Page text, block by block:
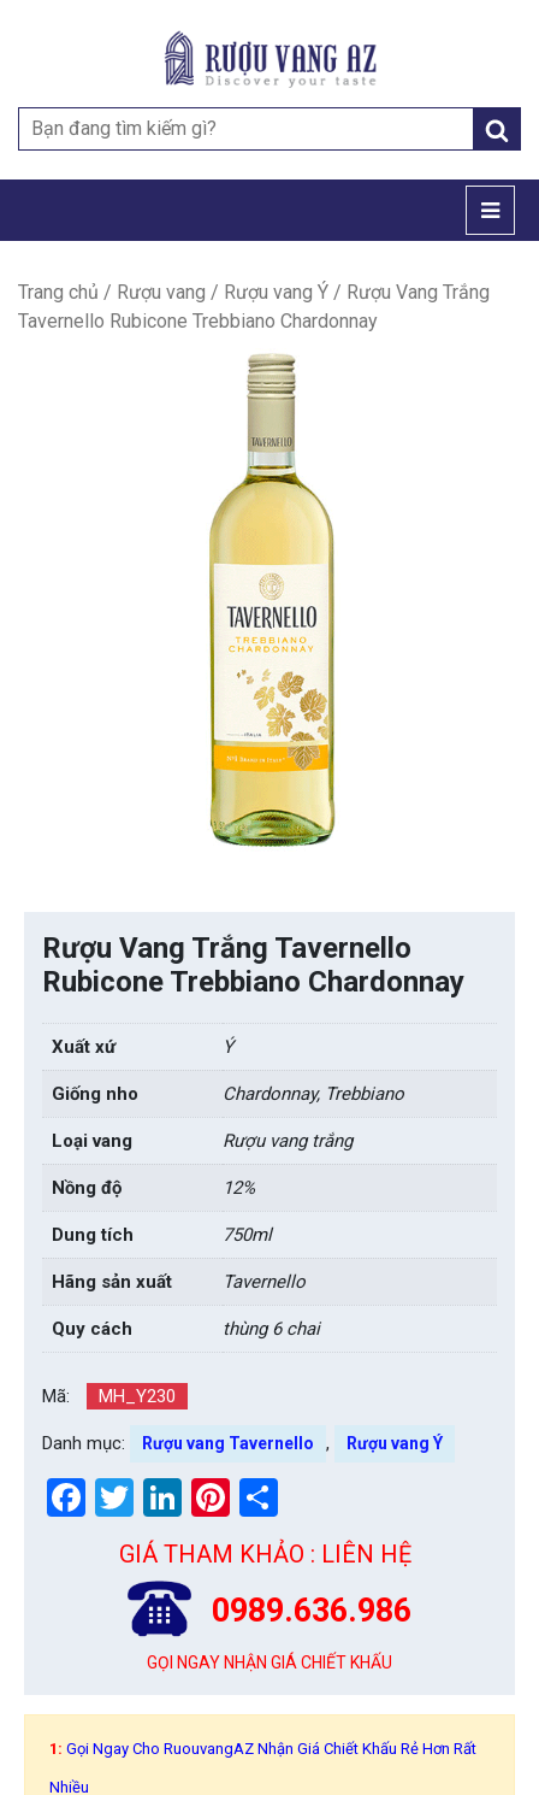
Search
for:
Trang chủ / Rượu vang / Rượu vang Ý / Rượu Vang Trắng
Tavernello Rubicone Trebbiano Chardonnay
Rượu Vang Trắng Tavernello
Rubicone Trebbiano Chardonnay
Xuất xứ Ý
Giống nho Chardonnay, Trebbiano
Loại vang Rượu vang trắng
Nồng độ 12%
Dung tích 750ml
Hãng sản xuất Tavernello
Quy cách thùng 6 chai
Mã: MH_Y230
Danh mục: Rượu vang Tavernello , Rượu vang Ý
Facebook
Twitter
LinkedIn
Pinterest
GIÁ THAM KHẢO : LIÊN HỆ
0989.636.986
GỌI NGAY NHẬN GIÁ CHIẾT KHẤU
1: Gọi Ngay Cho RuouvangAZ Nhận Giá Chiết Khấu Rẻ Hơn Rất
Nhiều